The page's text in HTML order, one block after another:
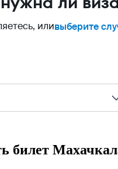
иливыберите
билет